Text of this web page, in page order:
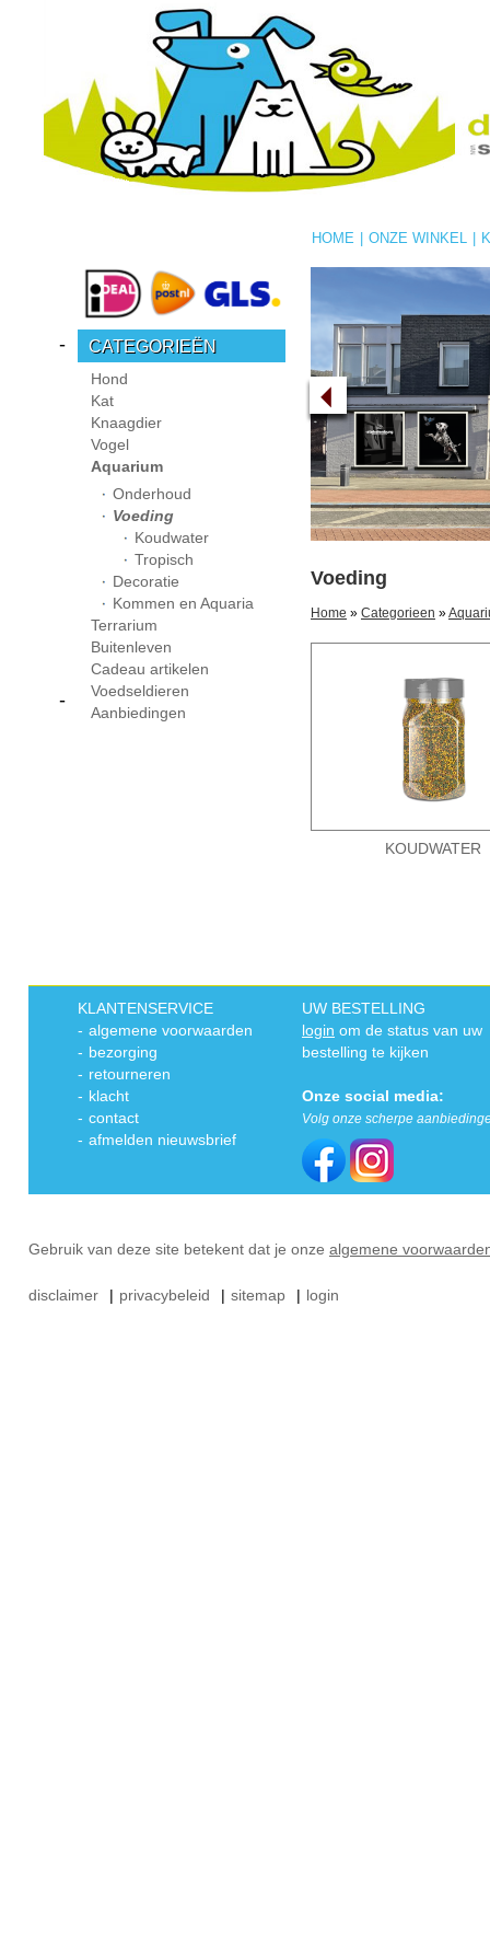
ONZE WINKEL
HOME
CATEGORIEËN
-
Hond
Kat
Knaagdier
Vogel
Aquarium
Onderhoud
Voeding
Koudwater
Tropisch
Decoratie
Kommen en Aquaria
Terrarium
Buitenleven
Cadeau artikelen
Voedseldieren
Aanbiedingen
-
Voeding
Home » Categorieen »
KOUDWATER
KLANTENSERVICE
- algemene voorwaarden
- bezorging
- retourneren
- klacht
- contact
- afmelden nieuwsbrief
UW BESTELLING
login om de status van uw
bestelling te kijken
Onze social media:
Volg onze scherpe
Gebruik van deze site betekent dat je onze algemene
disclaimer | privacybeleid | sitemap | login